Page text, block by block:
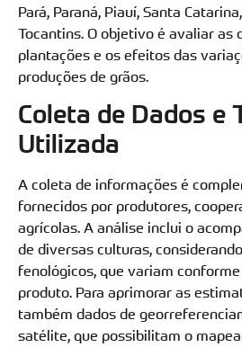
Pará, Paraná, Piauí, Santa
Tocantins. O objetivo é avaliar as
plantações e os efeitos das
produções de grãos.
Coleta de Dados e
Utilizada
A coleta de informações é
fornecidos por produtores,
agrícolas. A análise inclui o
de diversas culturas,
fenológicos, que variam
produto. Para aprimorar as
também dados de
satélite, que possibilitam o